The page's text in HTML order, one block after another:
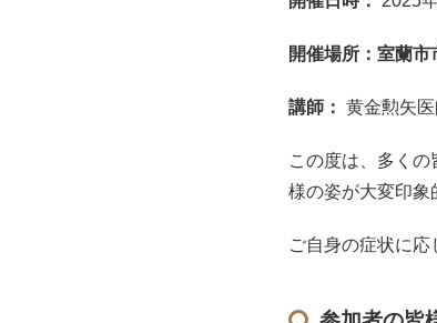
開催場所：室蘭市
講師： 黄金勲矢
この度は、多く
様の姿が大変印象
ご自身の症状に